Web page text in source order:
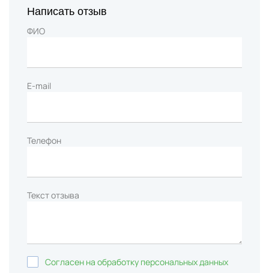
Написать отзыв
ФИО
E-mail
Телефон
Текст отзыва
Согласен на обработку персональных данных